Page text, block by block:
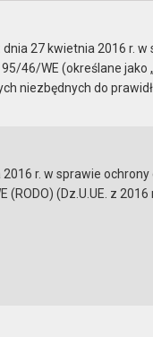
27 kwietnia 2016 r.
46/WE (określane jako
niezbędnych do
2016 r. w sprawie
(Dz.U.UE. z 2016